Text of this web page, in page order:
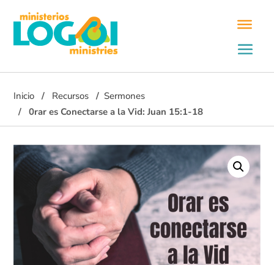
Inicio Recursos
Sermones
0rar es Conectarse a la Vid: Juan 15:1-18